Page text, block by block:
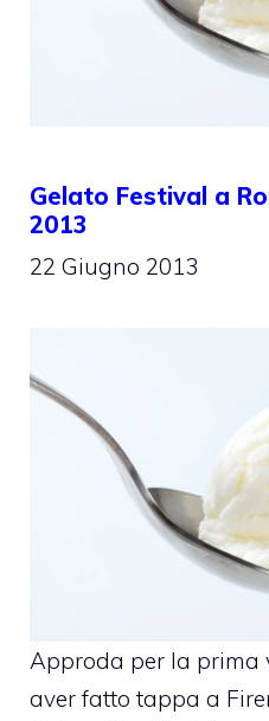
Gelato Festival a
2013
22 Giugno 2013
Approda per la prima
aver fatto tappa a